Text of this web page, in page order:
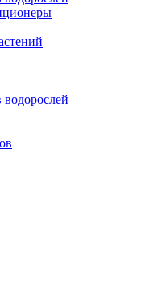
водорослей